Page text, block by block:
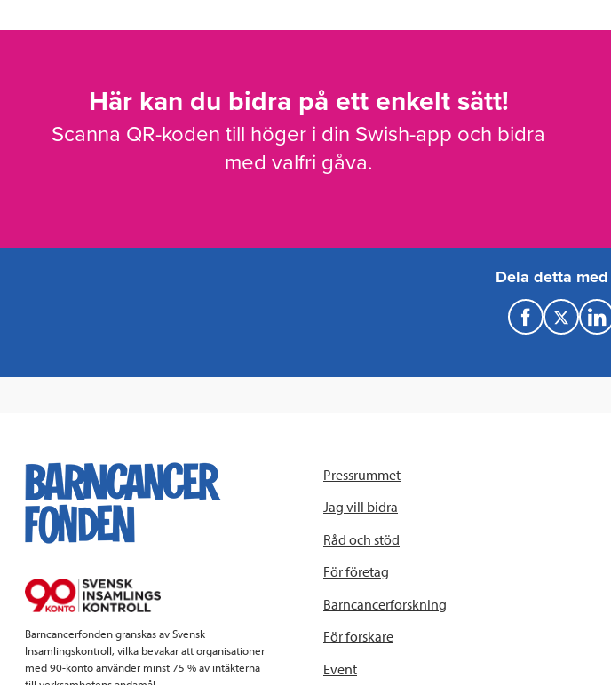
Här kan du bidra på ett enkelt sätt!
Scanna QR-koden till höger i din Swish-app och bidra
med valfri gåva.
Dela detta
F
T
Barncancerfonden granskas av Svensk
Insamlingskontroll, vilka bevakar att organisationer
med 90-konto använder minst 75 % av intäkterna
Pressrummet
Jag vill bidra
Råd och stöd
För företag
Barncancerforskning
För forskare
Event